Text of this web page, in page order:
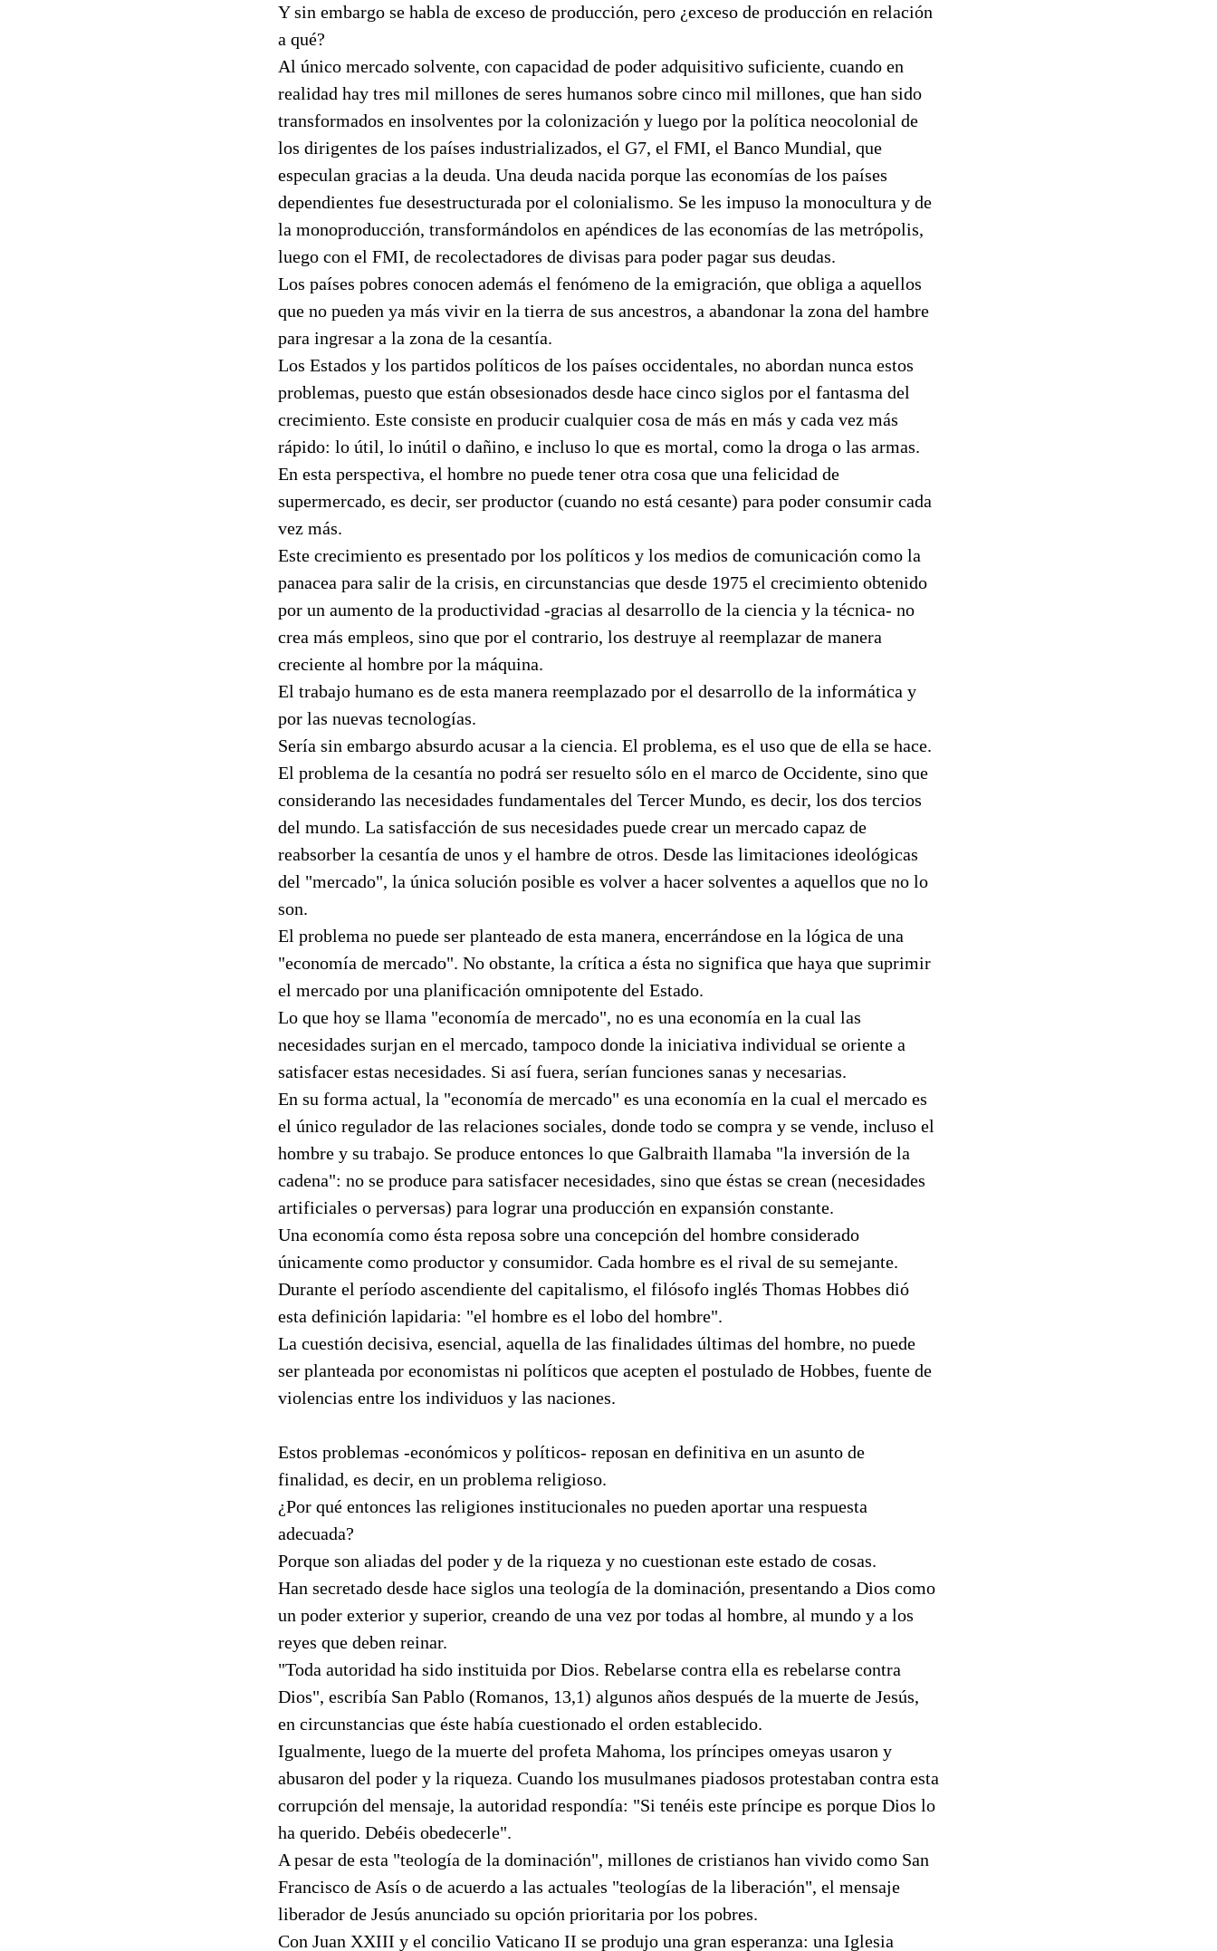
Y sin embargo se habla de exceso de producción, pero ¿exceso de producción en relación
a qué?
Al único mercado solvente, con capacidad de poder adquisitivo suficiente, cuando en
realidad hay tres mil millones de seres humanos sobre cinco mil millones, que han sido
transformados en insolventes por la colonización y luego por la política neocolonial de
los dirigentes de los países industrializados, el G7, el FMI, el Banco Mundial, que
especulan gracias a la deuda. Una deuda nacida porque las economías de los países
dependientes fue desestructurada por el colonialismo. Se les impuso la monocultura y de
la monoproducción, transformándolos en apéndices de las economías de las metrópolis,
luego con el FMI, de recolectadores de divisas para poder pagar sus deudas.
Los países pobres conocen además el fenómeno de la emigración, que obliga a aquellos
que no pueden ya más vivir en la tierra de sus ancestros, a abandonar la zona del hambre
para ingresar a la zona de la cesantía.
Los Estados y los partidos políticos de los países occidentales, no abordan nunca estos
problemas, puesto que están obsesionados desde hace cinco siglos por el fantasma del
crecimiento. Este consiste en producir cualquier cosa de más en más y cada vez más
rápido: lo útil, lo inútil o dañino, e incluso lo que es mortal, como la droga o las armas.
En esta perspectiva, el hombre no puede tener otra cosa que una felicidad de
supermercado, es decir, ser productor (cuando no está cesante) para poder consumir cada
vez más.
Este crecimiento es presentado por los políticos y los medios de comunicación como la
panacea para salir de la crisis, en circunstancias que desde 1975 el crecimiento obtenido
por un aumento de la productividad -gracias al desarrollo de la ciencia y la técnica- no
crea más empleos, sino que por el contrario, los destruye al reemplazar de manera
creciente al hombre por la máquina.
El trabajo humano es de esta manera reemplazado por el desarrollo de la informática y
por las nuevas tecnologías.
Sería sin embargo absurdo acusar a la ciencia. El problema, es el uso que de ella se hace.
El problema de la cesantía no podrá ser resuelto sólo en el marco de Occidente, sino que
considerando las necesidades fundamentales del Tercer Mundo, es decir, los dos tercios
del mundo. La satisfacción de sus necesidades puede crear un mercado capaz de
reabsorber la cesantía de unos y el hambre de otros. Desde las limitaciones ideológicas
del "mercado", la única solución posible es volver a hacer solventes a aquellos que no lo
son.
El problema no puede ser planteado de esta manera, encerrándose en la lógica de una
"economía de mercado". No obstante, la crítica a ésta no significa que haya que suprimir
el mercado por una planificación omnipotente del Estado.
Lo que hoy se llama "economía de mercado", no es una economía en la cual las
necesidades surjan en el mercado, tampoco donde la iniciativa individual se oriente a
satisfacer estas necesidades. Si así fuera, serían funciones sanas y necesarias.
En su forma actual, la "economía de mercado" es una economía en la cual el mercado es
el único regulador de las relaciones sociales, donde todo se compra y se vende, incluso el
hombre y su trabajo. Se produce entonces lo que Galbraith llamaba "la inversión de la
cadena": no se produce para satisfacer necesidades, sino que éstas se crean (necesidades
artificiales o perversas) para lograr una producción en expansión constante.
Una economía como ésta reposa sobre una concepción del hombre considerado
únicamente como productor y consumidor. Cada hombre es el rival de su semejante.
Durante el período ascendiente del capitalismo, el filósofo inglés Thomas Hobbes dió
esta definición lapidaria: "el hombre es el lobo del hombre".
La cuestión decisiva, esencial, aquella de las finalidades últimas del hombre, no puede
ser planteada por economistas ni políticos que acepten el postulado de Hobbes, fuente de
violencias entre los individuos y las naciones.
Estos problemas -económicos y políticos- reposan en definitiva en un asunto de
finalidad, es decir, en un problema religioso.
¿Por qué entonces las religiones institucionales no pueden aportar una respuesta
adecuada?
Porque son aliadas del poder y de la riqueza y no cuestionan este estado de cosas.
Han secretado desde hace siglos una teología de la dominación, presentando a Dios como
un poder exterior y superior, creando de una vez por todas al hombre, al mundo y a los
reyes que deben reinar.
"Toda autoridad ha sido instituida por Dios. Rebelarse contra ella es rebelarse contra
Dios", escribía San Pablo (Romanos, 13,1) algunos años después de la muerte de Jesús,
en circunstancias que éste había cuestionado el orden establecido.
Igualmente, luego de la muerte del profeta Mahoma, los príncipes omeyas usaron y
abusaron del poder y la riqueza. Cuando los musulmanes piadosos protestaban contra esta
corrupción del mensaje, la autoridad respondía: "Si tenéis este príncipe es porque Dios lo
ha querido. Debéis obedecerle".
A pesar de esta "teología de la dominación", millones de cristianos han vivido como San
Francisco de Asís o de acuerdo a las actuales "teologías de la liberación", el mensaje
liberador de Jesús anunciado su opción prioritaria por los pobres.
Con Juan XXIII y el concilio Vaticano II se produjo una gran esperanza: una Iglesia